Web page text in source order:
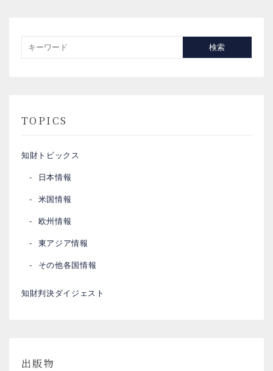
検索
TOPICS
知財トピックス
日本情報
米国情報
欧州情報
東アジア情報
その他各国情報
知財判決ダイジェスト
出版物